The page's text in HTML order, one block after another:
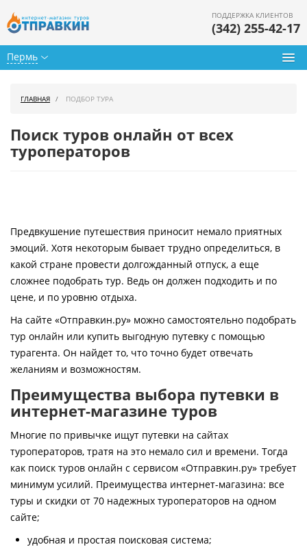
Пермь
ПОДДЕРЖКА КЛИЕНТОВ
(342) 255-42-17
Горящие туры
Страны
Как купить
Контакты
ГЛАВНАЯ ПОДБОР ТУРА
Поиск туров онлайн от всех
туроператоров
Предвкушение путешествия приносит немало приятных
эмоций. Хотя некоторым бывает трудно определиться, в
какой стране провести долгожданный отпуск, а еще
сложнее подобрать тур. Ведь он должен подходить и по
цене, и по уровню отдыха.
На сайте «Отправкин.ру» можно самостоятельно подобрать
тур онлайн или купить выгодную путевку с помощью
турагента. Он найдет то, что точно будет отвечать
желаниям и возможностям.
Преимущества выбора путевки в
интернет-магазине туров
Многие по привычке ищут путевки на сайтах
туроператоров, тратя на это немало сил и времени. Тогда
как поиск туров онлайн с сервисом «Отправкин.ру» требует
минимум усилий. Преимущества интернет-магазина: все
туры и скидки от 70 надежных туроператоров на одном
сайте;
удобная и простая поисковая система;